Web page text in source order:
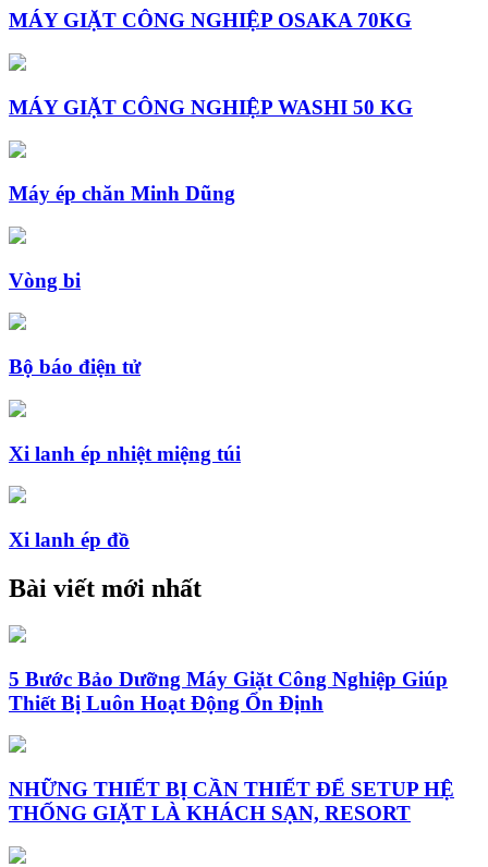
MÁY GIẶT CÔNG NGHIỆP OSAKA 70KG
MÁY GIẶT CÔNG NGHIỆP WASHI 50 KG
Máy ép chăn Minh Dũng
Vòng bi
Bộ báo điện tử
Xi lanh ép nhiệt miệng túi
Xi lanh ép đồ
Bài viết mới nhất
5 Bước Bảo Dưỡng Máy Giặt Công Nghiệp Giúp
Thiết Bị Luôn Hoạt Động Ổn Định
NHỮNG THIẾT BỊ CẦN THIẾT ĐỂ SETUP HỆ
THỐNG GIẶT LÀ KHÁCH SẠN, RESORT